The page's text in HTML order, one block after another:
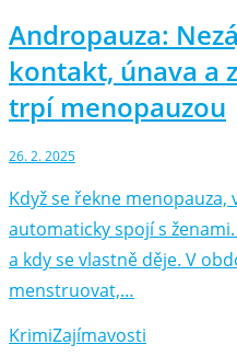
Andropauza:
kontakt, únava a
trpí menopauzou
26. 2. 2025
Když se řekne
automaticky spojí s
a kdy se vlastně děje. V
menstruovat,…
KrimiZajímavosti